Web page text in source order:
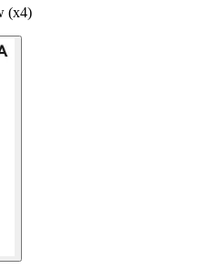
(x4)